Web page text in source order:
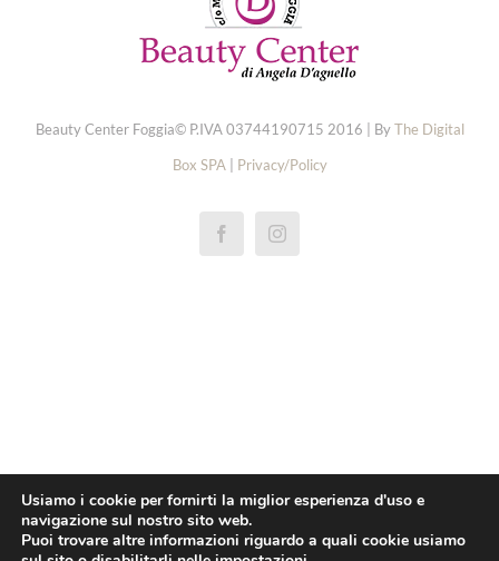
Beauty Center Foggia© P.IVA 03744190715 2016 | ByThe Digital
Box SPA
Privacy/Policy
pas cher rolex 1908 montres
replica rolex daytona orologi
Usiamo i cookie per fornirti la miglior esperienza d'uso e
navigazione sul nostro sito web.
Puoi trovare altre informazioni riguardo a quali cookie usiamo